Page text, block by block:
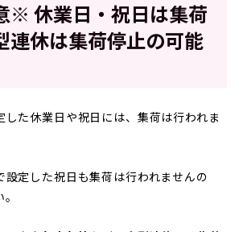
休業日・祝日は集荷
連休は集荷停止の可能
した休業日や祝日には、集荷は行われま
設定した祝日も集荷は行われませんの